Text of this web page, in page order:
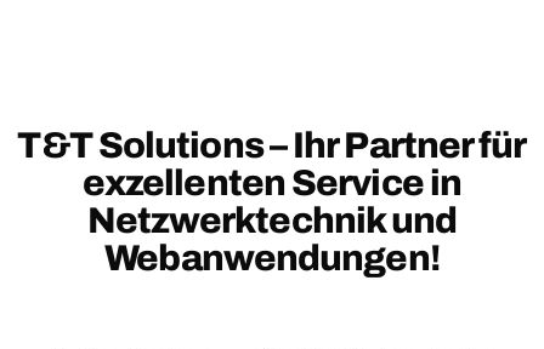
T&T Solutions – Ihr Partner für
exzellenten Service in
Netzwerktechnik und
Webanwendungen!